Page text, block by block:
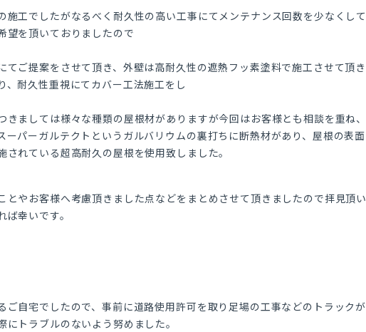
施工でしたがなるべく耐久性の高い工事にてメンテナンス回数を少なくして
望を頂いておりましたので
てご提案をさせて頂き、外壁は高耐久性の遮熱フッ素塗料で施工させて頂き
、耐久性重視にてカバー工法施工をし
きましては様々な種類の屋根材がありますが今回はお客様とも相談を重ね、
ーパーガルテクトというガルバリウムの裏打ちに断熱材があり、屋根の表面
されている超高耐久の屋根を使用致しました。
とやお客様へ考慮頂きました点などをまとめさせて頂きましたので拝見頂い
幸いです。
ご自宅でしたので、事前に道路使用許可を取り足場の工事などのトラックが
にトラブルのないよう努めました。